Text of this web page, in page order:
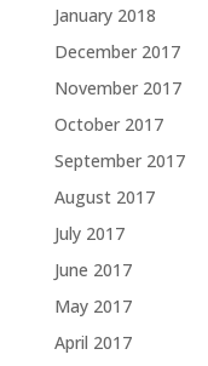
January 2018
December 2017
November 2017
October 2017
September 2017
August 2017
July 2017
June 2017
May 2017
April 2017